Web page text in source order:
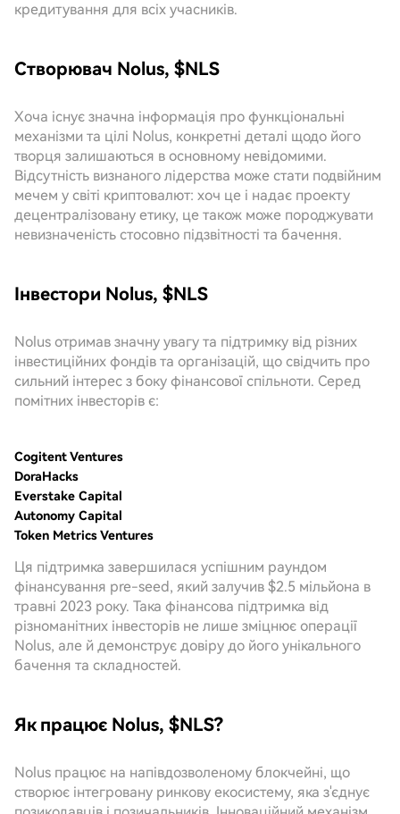
кредитування для всіх учасників.
Створювач Nolus, $NLS
Хоча існує значна інформація про функціональні
механізми та цілі Nolus, конкретні деталі щодо його
творця залишаються в основному невідомими.
Відсутність визнаного лідерства може стати подвійним
мечем у світі криптовалют: хоч це і надає проекту
децентралізовану етику, це також може породжувати
невизначеність стосовно підзвітності та бачення.
Інвестори Nolus, $NLS
Nolus отримав значну увагу та підтримку від різних
інвестиційних фондів та організацій, що свідчить про
сильний інтерес з боку фінансової спільноти. Серед
помітних інвесторів є:
Cogitent Ventures
DoraHacks
Everstake Capital
Autonomy Capital
Token Metrics Ventures
Ця підтримка завершилася успішним раундом
фінансування pre-seed, який залучив $2.5 мільйона в
травні 2023 року. Така фінансова підтримка від
різноманітних інвесторів не лише зміцнює операції
Nolus, але й демонструє довіру до його унікального
бачення та складностей.
Як працює Nolus, $NLS?
Nolus працює на напівдозволеному блокчейні, що
створює інтегровану ринкову екосистему, яка з'єднує